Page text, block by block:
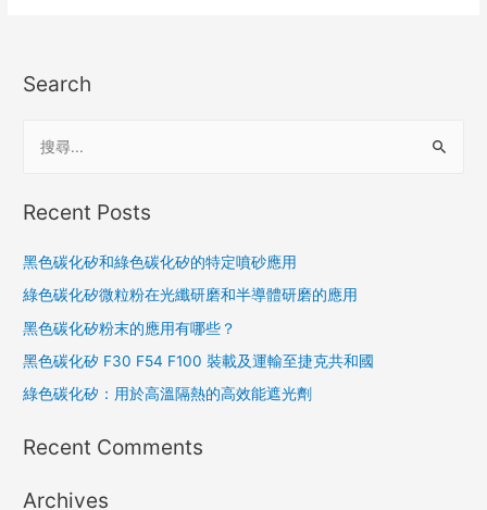
Search
Recent Posts
黑色碳化矽和綠色碳化矽的特定噴砂應用
綠色碳化矽微粒粉在光纖研磨和半導體研磨的應用
黑色碳化矽粉末的應用有哪些？
黑色碳化矽 F30 F54 F100 裝載及運輸至捷克共和國
綠色碳化矽：用於高溫隔熱的高效能遮光劑
Recent Comments
Archives